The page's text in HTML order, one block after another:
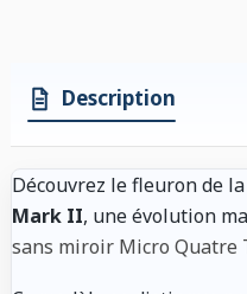
Description
Découvrez le fleuron de
Mark II, une évolution
sans miroir Micro Quatre